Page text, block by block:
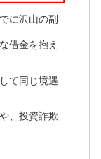
に沢山の副
借金を抱え
て同じ境遇
、投資詐欺